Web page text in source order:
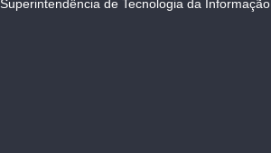
Superintendência de Tecnologia da Informação